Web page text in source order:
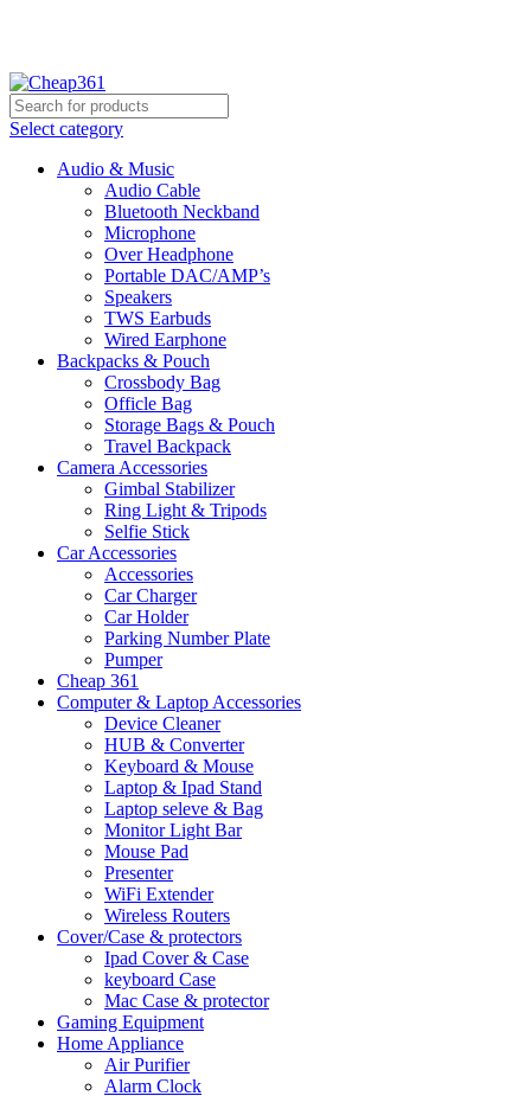
Select category
Audio & Music
Audio Cable
Bluetooth Neckband
Microphone
Over Headphone
Portable DAC/AMP’s
Speakers
TWS Earbuds
Wired Earphone
Backpacks & Pouch
Crossbody Bag
Officle Bag
Storage Bags & Pouch
Travel Backpack
Camera Accessories
Gimbal Stabilizer
Ring Light & Tripods
Selfie Stick
Car Accessories
Accessories
Car Charger
Car Holder
Parking Number Plate
Pumper
Cheap 361
Computer & Laptop Accessories
Device Cleaner
HUB & Converter
Keyboard & Mouse
Laptop & Ipad Stand
Laptop seleve & Bag
Monitor Light Bar
Mouse Pad
Presenter
WiFi Extender
Wireless Routers
Cover/Case & protectors
Ipad Cover & Case
keyboard Case
Mac Case & protector
Gaming Equipment
Home Appliance
Air Purifier
Alarm Clock